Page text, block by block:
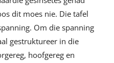
dit moes nie. Die tafel
Om die spanning
gestruktureer in die
hoofgereg en